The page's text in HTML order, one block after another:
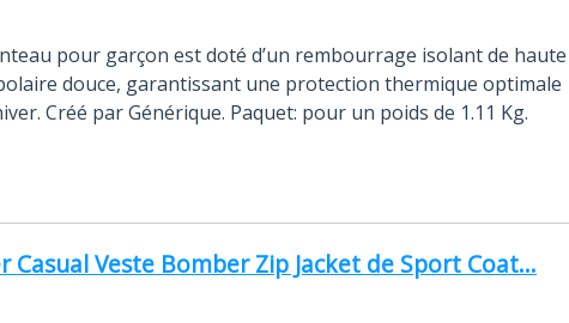
pour garçon est doté d’un rembourrage isolant de haute
douce, garantissant une protection thermique optimale
Créé par Générique. Paquet: pour un poids de 1.11 Kg.
Veste Bomber Zip Jacket de Sport Coat...